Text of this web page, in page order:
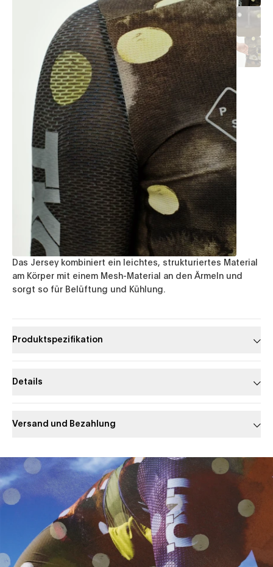
Das Jersey kombiniert ein leichtes, strukturiertes Material
am Körper mit einem Mesh-Material an den Ärmeln und
sorgt so für Belüftung und Kühlung.
Produktspezifikation
Details
Versand und Bezahlung
Slide 1 of 1